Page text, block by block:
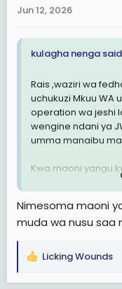
Jun 12, 2026
kulagha nenga
Rais ,waziri wa
uchukuzi Mkuu WA
operation wa jeshi
wengine ndani ya
umma manaibu
Kwa maoni yangu
WA Tanganyika
, Mkuu wa mkoa
Wanaitwa malaya,
huko wakumwa
Nimesoma maoni
muda wa nusu saa
R
Licking Wounds